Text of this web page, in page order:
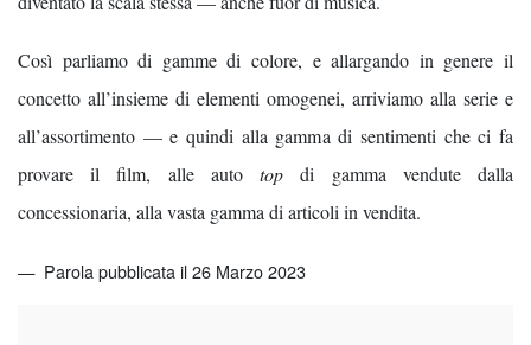
Così parliamo di gamme di colore, e allargando in genere il
concetto all’insieme di elementi omogenei, arriviamo alla serie e
all’assortimento — e quindi alla gamma di sentimenti che ci fa
provare il film, alle autotop di gamma vendute dalla
concessionaria, alla vasta gamma di articoli in vendita.
Parola pubblicata il 26 Marzo 2023